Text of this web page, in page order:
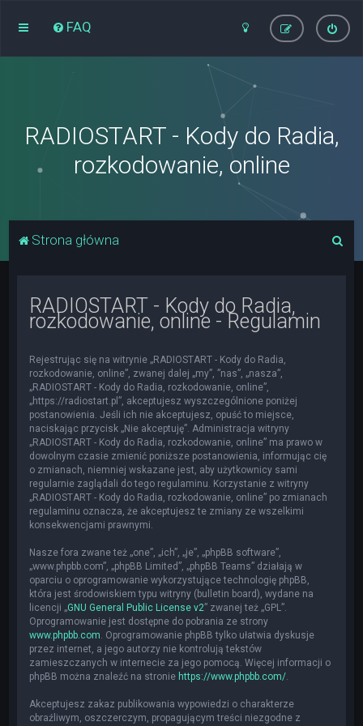
FAQ
RADIOSTART - Kody do Radia,
rozkodowanie, online
Strona główna
RADIOSTART - Kody do Radia,
rozkodowanie, online - Regulamin
Rejestrując się na witrynie „RADIOSTART - Kody do Radia,
rozkodowanie, online”, zwanej dalej „my”, ”nas”, „nasza”,
„RADIOSTART - Kody do Radia, rozkodowanie, online”,
„https://radiostart.pl”, akceptujesz wyszczególnione poniżej
postanowienia. Jeśli ich nie akceptujesz, opuść to miejsce,
naciskając przycisk „Nie akceptuję”. Administracja witryny
„RADIOSTART - Kody do Radia, rozkodowanie, online” ma prawo w
dowolnym czasie zmienić poniższe postanowienia, informując cię
o zmianach, niemniej wskazane jest, aby użytkownicy sami
regularnie zaglądali do tego regulaminu. Korzystanie z witryny
„RADIOSTART - Kody do Radia, rozkodowanie, online” po zmianach
regulaminu oznacza, że akceptujesz te zmiany ze wszelkimi
konsekwencjami prawnymi.
Nasze fora zwane też „one”, „ich”, „je”, „phpBB software”,
„www.phpbb.com”, „phpBB Limited”, „phpBB Teams” działają w
oparciu o oprogramowanie wykorzystujące technologię phpBB,
która jest środowiskiem typu witryny (bulletin board), wydane na
licencji „GNU General Public License v2” zwanej też „GPL”.
Oprogramowanie jest dostępne do pobrania ze strony
www.phpbb.com . Oprogramowanie phpBB tylko ułatwia dyskusje
przez internet, a jego autorzy nie kontrolują tekstów
zamieszczanych w internecie za jego pomocą. Więcej informacji o
phpBB można znaleźć na stronie https://www.phpbb.com/
Akceptujesz zakaz publikowania wypowiedzi o charakterze
obraźliwym, oszczerczym, propagującym treści niezgodne z